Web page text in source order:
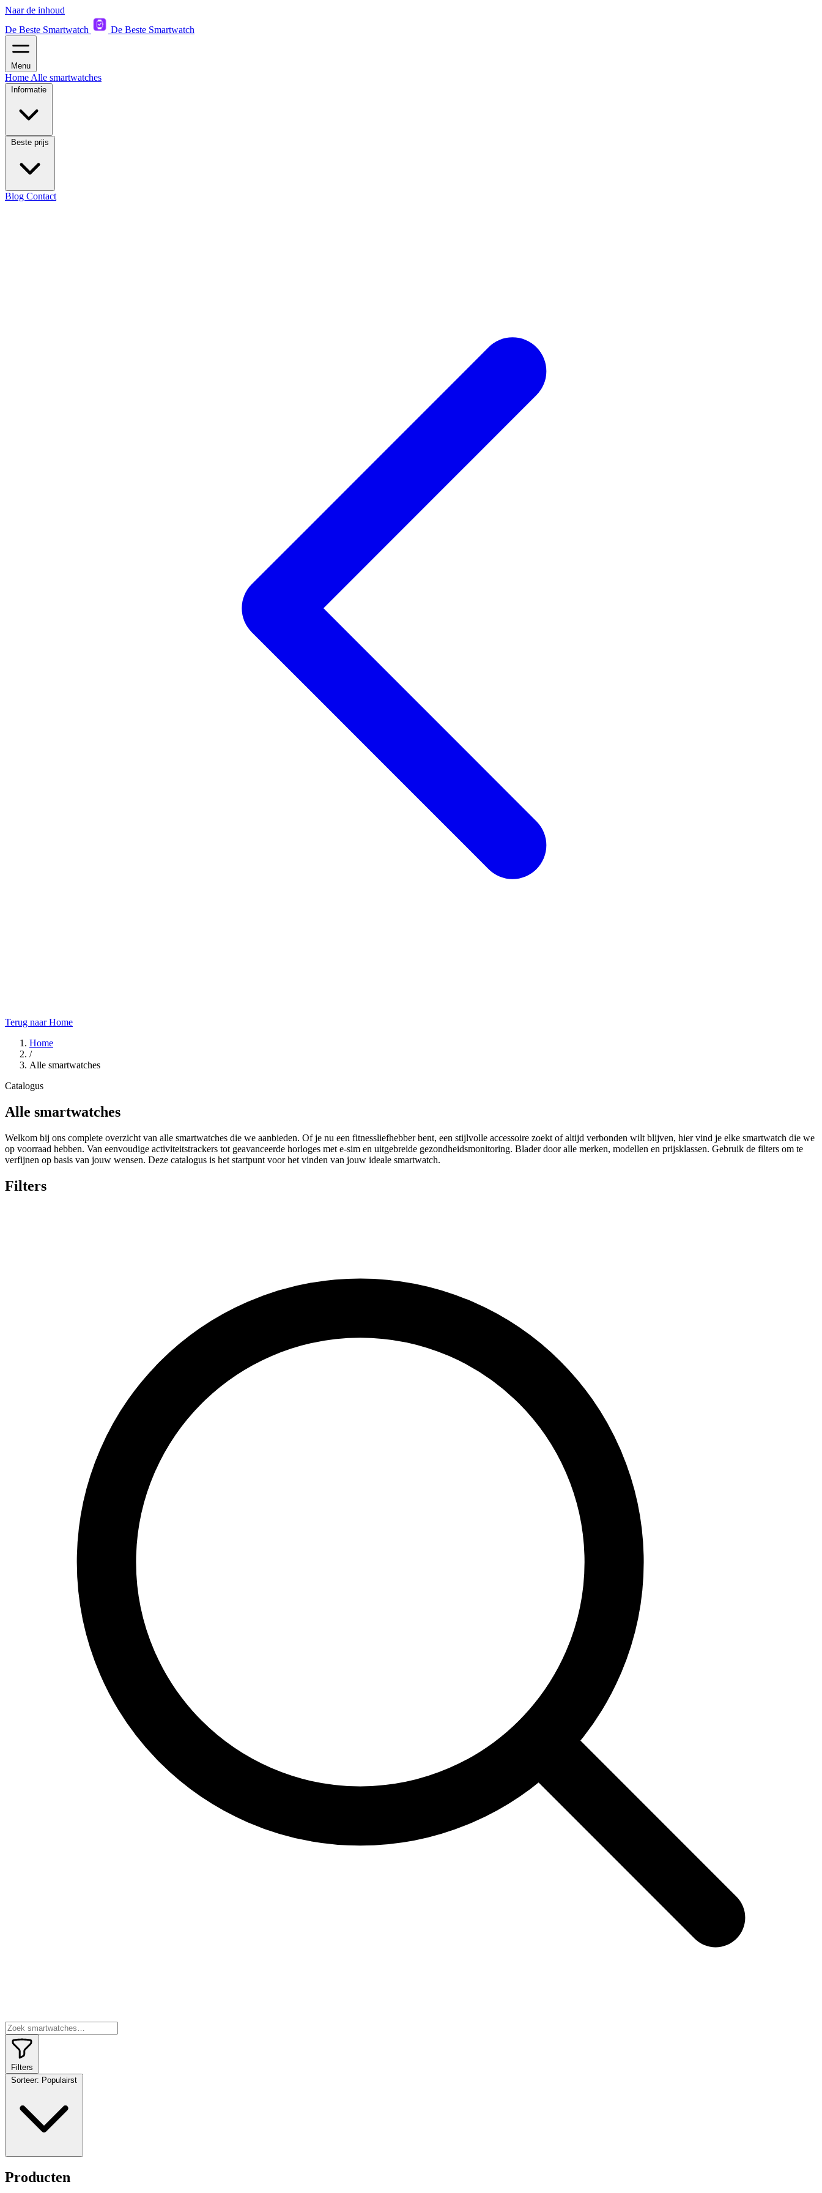
Naar de inhoud
De Beste Smartwatch
De Beste Smartwatch
Menu
Home Alle smartwatches
Informatie
Beste prijs
Blog Contact
Terug naar Home
Home
/
Alle smartwatches
Catalogus
Alle smartwatches
Welkom bij ons complete overzicht van alle smartwatches die we aanbieden. Of je nu een fitnessliefhebber bent, een stijlvolle accessoire zoekt of altijd verbonden wilt blijven, hier vind je elke smartwatch die we
op voorraad hebben. Van eenvoudige activiteitstrackers tot geavanceerde horloges met e-sim en uitgebreide gezondheidsmonitoring. Blader door alle merken, modellen en prijsklassen. Gebruik de filters om te
verfijnen op basis van jouw wensen. Deze catalogus is het startpunt voor het vinden van jouw ideale smartwatch.
Filters
Filters
Sorteer: Populairst
Producten